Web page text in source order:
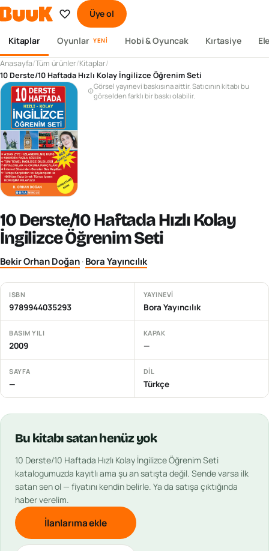
Üye ol
Kitaplar Oyunlar YENI Hobi & Oyuncak Kırtasiye
Anasayfa/Tüm ürünler/Kitaplar/
10 Derste/10 Haftada Hızlı Kolay İngilizce Öğrenim Seti
Görsel yayınevi baskısına aittir. Satıcının kitabı bu
görselden farklı bir baskı olabilir.
10 Derste/10 Haftada Hızlı Kolay
İngilizce Öğrenim Seti
Bekir Orhan Doğan·Bora Yayıncılık
ISBN
9789944035293
YAYINEVI
Bora Yayıncılık
BASIM YILI
2009
KAPAK
—
SAYFA
—
DIL
Türkçe
Bu kitabısatan henüz yok
10 Derste/10 Haftada Hızlı Kolay İngilizce Öğrenim Seti
katalogumuzda kayıtlı ama şu an satışta değil. Sende varsa ilk
satan sen ol — fiyatını kendin belirle. Ya da satışa çıktığında
haber verelim.
İlanlarıma ekle